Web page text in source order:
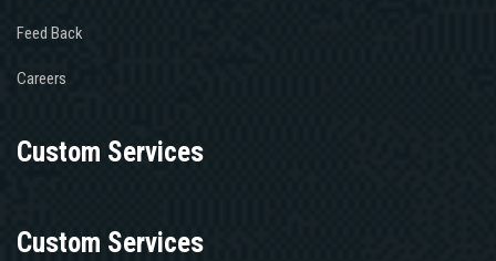
Feed Back
Careers
Custom Services
Custom Services